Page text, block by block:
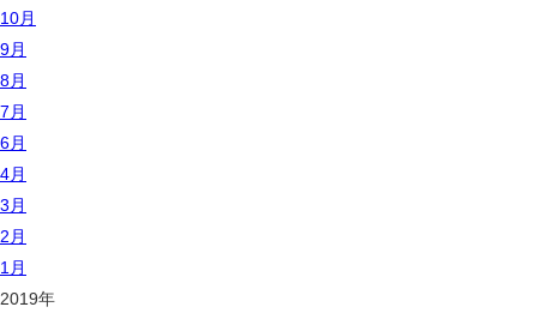
10月
9月
8月
7月
6月
4月
3月
2月
1月
2019年